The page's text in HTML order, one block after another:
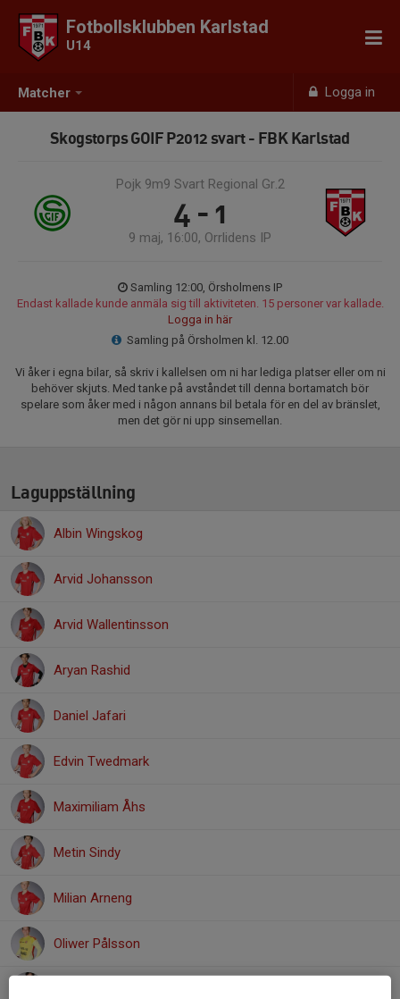
Matcher Logga in
Fotbollsklubben Karlstad
U14
Skogstorps GOIF P2012 svart - FBK Karlstad
Pojk 9m9 Svart Regional Gr.2
4 - 1
9 maj, 16:00, Orrlidens IP
Samling 12:00, Örsholmens IP
Endast kallade kunde anmäla sig till aktiviteten. 15 personer var kallade.
Logga in här
Samling på Örsholmen kl. 12.00
Vi åker i egna bilar, så skriv i kallelsen om ni har lediga platser eller om ni
behöver skjuts. Med tanke på avståndet till denna bortamatch bör
spelare som åker med i någon annans bil betala för en del av bränslet,
men det gör ni upp sinsemellan.
Laguppställning
Albin Wingskog
Arvid Johansson
Arvid Wallentinsson
Aryan Rashid
Daniel Jafari
Edvin Twedmark
Maximiliam Åhs
Metin Sindy
Milian Arneng
Oliwer Pålsson